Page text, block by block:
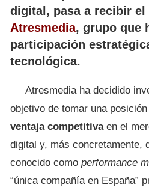
digital, pasa a recibir el
Atresmedia, grupo que
participación
tecnológica.
Atresmedia ha decidido
objetivo de tomar una
ventaja competitivaen el
digital y, más concretamente,
conocido como performance
“única compañía en España”